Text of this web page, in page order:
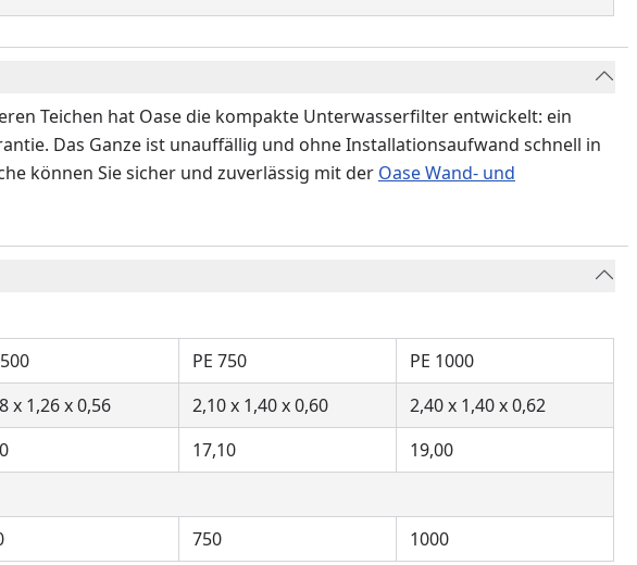
Teichen hat Oase die kompakte Unterwasserfilter entwickelt: ein
Das Ganze ist unauffällig und ohne Installationsaufwand schnell in
können Sie sicher und zuverlässig mit der Oase Wand- und
PE 750
PE 1000
x 1,26 x 0,56 2,10 x 1,40 x 0,60
2,40 x 1,40 x 0,62
17,10
19,00
750 1000